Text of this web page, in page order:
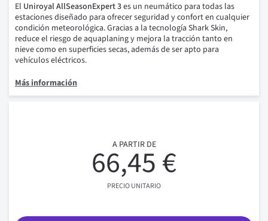
El Uniroyal AllSeasonExpert 3es un neumático para todas las
estaciones diseñado para ofrecer seguridad y confort en cualquier
condición meteorológica. Gracias a la tecnología Shark Skin,
reduce el riesgo de aquaplaning y mejora la tracción tanto en
nieve como en superficies secas, además de ser apto para
vehículos eléctricos.
Más información
A PARTIR DE
66,45 €
PRECIO UNITARIO